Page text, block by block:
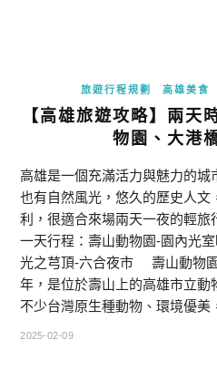
旅遊行程規劃 高雄美食
【高雄旅遊攻略】兩天
物園、大港
高雄是一個充滿活力與魅力的城
也有自然風光，悠久的歷史人
利，很適合來場兩天一夜的輕
一天行程：壽山動物園-園內光
光之芎頂-六合夜市 壽山動物
年，是位於壽山上的高雄市立動
不少台灣原生種動物、環境優
2025-02-09